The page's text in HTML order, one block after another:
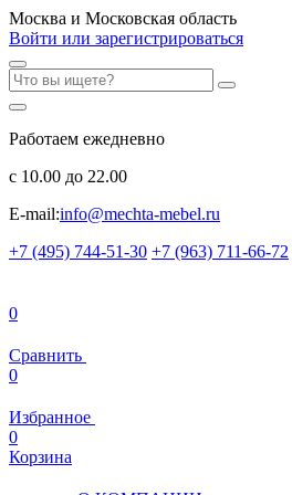
Москва и Московская область
Войти или зарегистрироваться
Работаем ежедневно
с 10.00 до 22.00
E-mail:info@mechta-mebel.ru
+7 (495) 744-51-30 +7 (963) 711-66-72
0
Сравнить
0
Избранное
0
Корзина